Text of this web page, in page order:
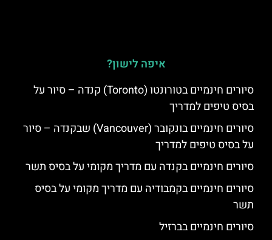
איפה לישון?
סיורים חינמיים בטורונטו (Toronto) קנדה – סיור על
בסיס טיפים למדריך
סיורים חינמיים בונקובר (Vancouver) שבקנדה – סיור
על בסיס טיפים למדריך
סיורים חינמיים בקנדה עם מדריך מקומי על בסיס תשר
סיורים חינמיים בקמבודיה עם מדריך מקומי על בסיס
תשר
סיורים חינמיים בברזיל